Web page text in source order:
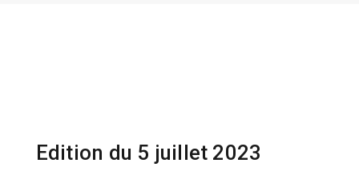
Edition du 5 juillet 2023